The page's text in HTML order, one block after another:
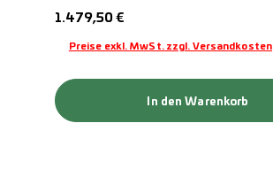
Regulärer Preis:
1.479,50 €
Preise exkl. MwSt. zzgl. Versandkosten
In den Warenkorb